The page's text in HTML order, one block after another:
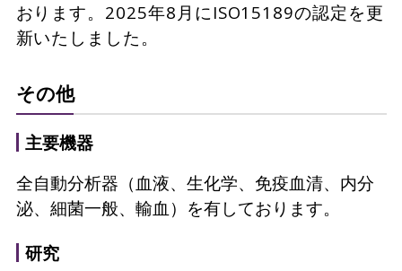
おります。2025年8月にISO15189の認定を更
新いたしました。
その他
主要機器
全自動分析器（血液、生化学、免疫血清、内分
泌、細菌一般、輸血）を有しております。
研究